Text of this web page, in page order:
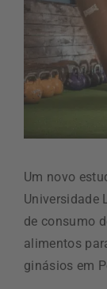
Um novo
Universidade
de consumo
alimentos
ginásios em